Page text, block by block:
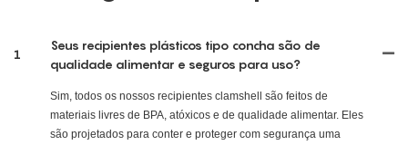
1
Seus recipientes plásticos tipo concha são de
qualidade alimentar e seguros para uso?
Sim, todos os nossos recipientes clamshell são feitos de
materiais livres de BPA, atóxicos e de qualidade alimentar. Eles
são projetados para conter e proteger com segurança uma